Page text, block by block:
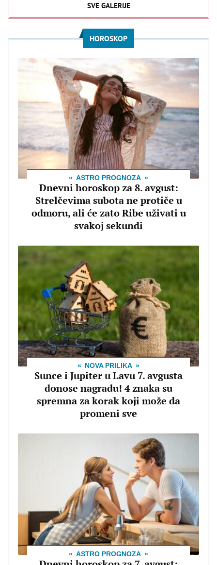
SVE GALERIJE
HOROSKOP
ASTRO PROGNOZA
Dnevni horoskop za 8. avgust:
Strelčevima subota ne protiče u
odmoru, ali će zato Ribe uživati u
svakoj sekundi
NOVA PRILIKA
Sunce i Jupiter u Lavu 7. avgusta
donose nagradu! 4 znaka su
spremna za korak koji može da
promeni sve
ASTRO PROGNOZA